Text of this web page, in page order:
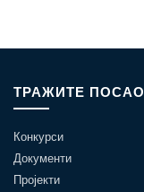
ТРАЖИТЕ ПОСАО
Конкурси
Документи
Пројекти